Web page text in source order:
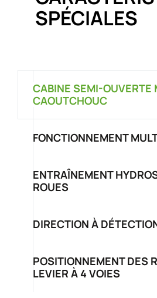
SPÉCIALES
CABINE SEMI-OUVERTE
CAOUTCHOUC
FONCTIONNEMENT
ENTRAÎNEMENT
ROUES
DIRECTION À
POSITIONNEMENT DES
LEVIER À 4 VOIES